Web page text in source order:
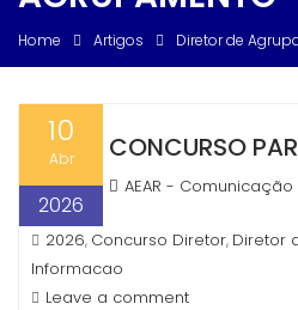
Home Artigos Diretor de
10
Abr
2026
CONCURSO
AEAR - Comunicação
2026, Concurso Diretor, Diretor
Informacao
Leave a comment